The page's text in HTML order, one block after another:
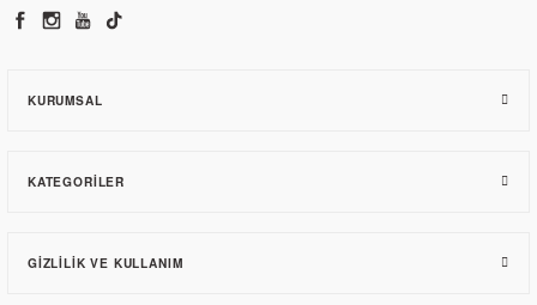
KURUMSAL
KATEGORILER
GIZLILIK VE KULLANIM